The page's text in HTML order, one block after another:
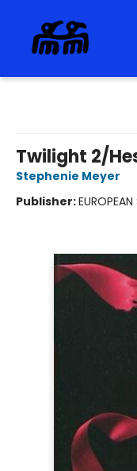
Twilight 2/
Stephenie Meyer
Publisher: